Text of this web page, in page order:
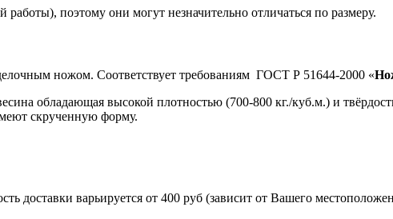
поэтому они могут незначительно отличаться по размеру.
ножом. Соответствует требованиям ГОСТ Р 51644-2000 «
обладающая высокой плотностью (700-800 кг./куб.м.) и
скрученную форму.
доставки варьируется от 400 руб (зависит от Вашего